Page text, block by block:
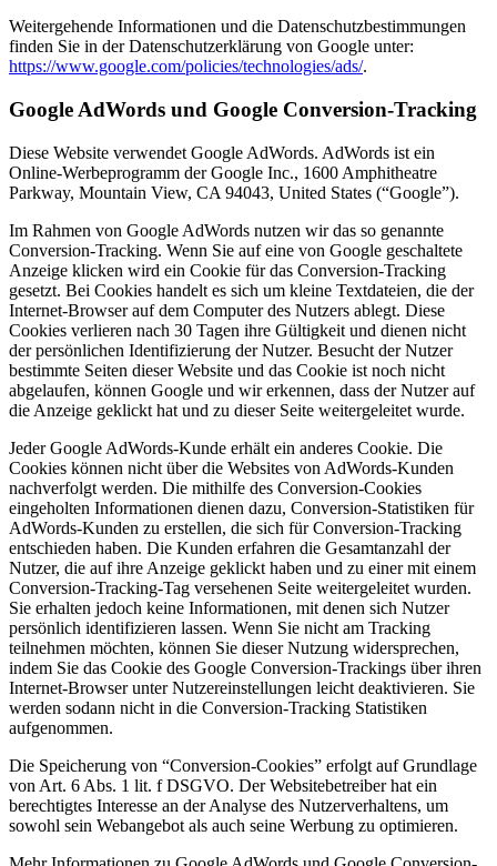
Weitergehende Informationen und die Datenschutzbestimmungen
finden Sie in der Datenschutzerklärung von Google unter:
https://www.google.com/policies/technologies/ads/.
Google AdWords und Google Conversion-Tracking
Diese Website verwendet Google AdWords. AdWords ist ein
Online-Werbeprogramm der Google Inc., 1600 Amphitheatre
Parkway, Mountain View, CA 94043, United States (“Google”).
Im Rahmen von Google AdWords nutzen wir das so genannte
Conversion-Tracking. Wenn Sie auf eine von Google geschaltete
Anzeige klicken wird ein Cookie für das Conversion-Tracking
gesetzt. Bei Cookies handelt es sich um kleine Textdateien, die der
Internet-Browser auf dem Computer des Nutzers ablegt. Diese
Cookies verlieren nach 30 Tagen ihre Gültigkeit und dienen nicht
der persönlichen Identifizierung der Nutzer. Besucht der Nutzer
bestimmte Seiten dieser Website und das Cookie ist noch nicht
abgelaufen, können Google und wir erkennen, dass der Nutzer auf
die Anzeige geklickt hat und zu dieser Seite weitergeleitet wurde.
Jeder Google AdWords-Kunde erhält ein anderes Cookie. Die
Cookies können nicht über die Websites von AdWords-Kunden
nachverfolgt werden. Die mithilfe des Conversion-Cookies
eingeholten Informationen dienen dazu, Conversion-Statistiken für
AdWords-Kunden zu erstellen, die sich für Conversion-Tracking
entschieden haben. Die Kunden erfahren die Gesamtanzahl der
Nutzer, die auf ihre Anzeige geklickt haben und zu einer mit einem
Conversion-Tracking-Tag versehenen Seite weitergeleitet wurden.
Sie erhalten jedoch keine Informationen, mit denen sich Nutzer
persönlich identifizieren lassen. Wenn Sie nicht am Tracking
teilnehmen möchten, können Sie dieser Nutzung widersprechen,
indem Sie das Cookie des Google Conversion-Trackings über ihren
Internet-Browser unter Nutzereinstellungen leicht deaktivieren. Sie
werden sodann nicht in die Conversion-Tracking Statistiken
aufgenommen.
Die Speicherung von “Conversion-Cookies” erfolgt auf Grundlage
von Art. 6 Abs. 1 lit. f DSGVO. Der Websitebetreiber hat ein
berechtigtes Interesse an der Analyse des Nutzerverhaltens, um
sowohl sein Webangebot als auch seine Werbung zu optimieren.